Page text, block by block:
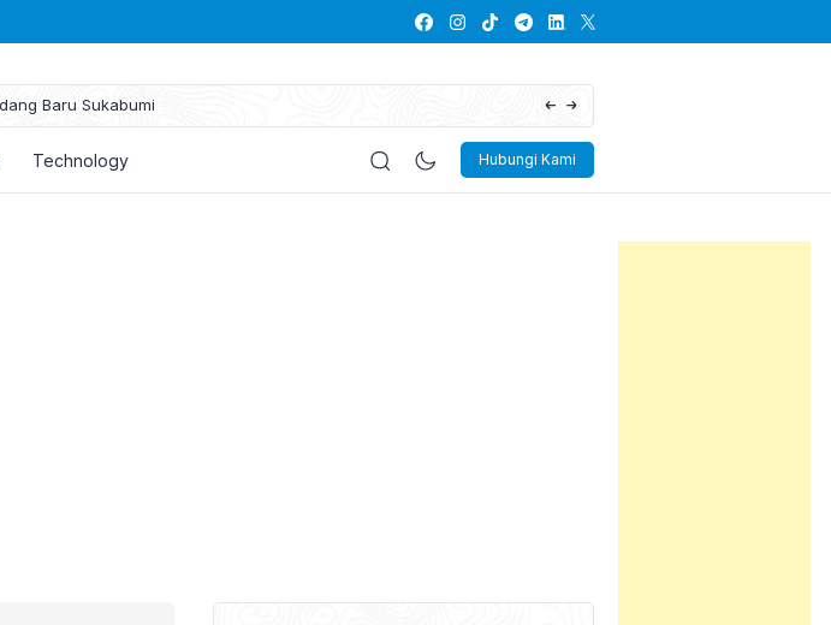
Baru Sukabumi Lowongan Kerja PT Kayaba Indonesia
Hubungi Kami
Technology